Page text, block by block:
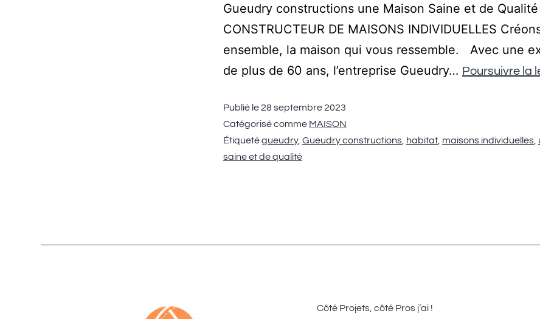
Gueudry constructions une Maison Saine et de Qualité
CONSTRUCTEUR DE MAISONS INDIVIDUELLES
ensemble, la maison qui vous ressemble. Avec une
de plus de 60 ans, l’entreprise Gueudry… Poursuivre la
Publié le28 septembre 2023
Catégorisé comme MAISON
Étiquetégueudry, Gueudry constructions habitat maisons individuelles
saine et de qualité
Côté Projets, côté Pros j’ai !